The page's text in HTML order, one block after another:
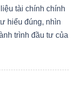
tài chính chính
hiểu đúng, nhìn
trình đầu tư của